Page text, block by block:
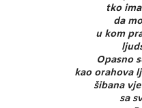
tko
da
u kom
Opasno
kao orahova
šibana
sa